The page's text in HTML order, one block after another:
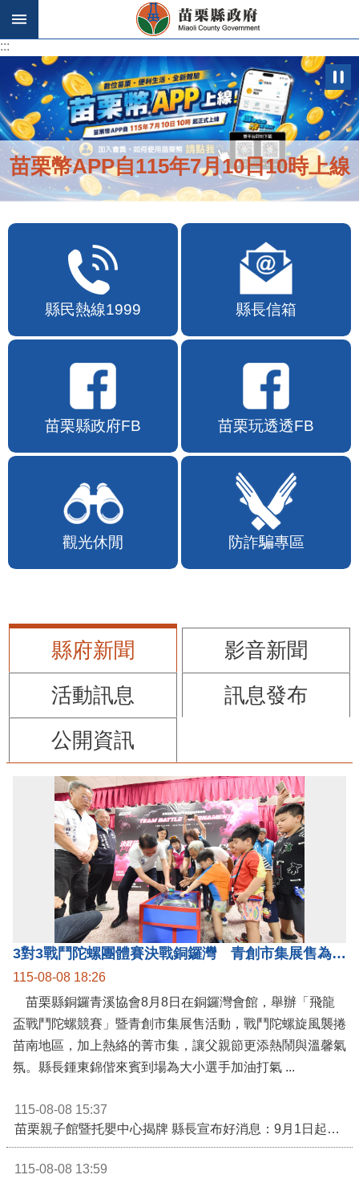
跳到主要內容區塊
:::
苗栗幣APP自115年7月10日10時上線
縣民熱線1999 縣長信箱
苗栗縣政府FB 苗栗玩透透FB
觀光休閒 防詐騙專區
縣府新聞
影音新聞
活動訊息
訊息發布
公開資訊
3對3戰鬥陀螺團體賽決戰銅鑼灣 青創市集展售為父親節增添繽紛
115-08-08 18:26
苗栗縣銅鑼青溪協會8月8日在銅鑼灣會館，舉辦「飛龍
盃戰鬥陀螺競賽」暨青創市集展售活動，戰鬥陀螺旋風襲捲
苗南地區，加上熱絡的菁市集，讓父親節更添熱鬧與溫馨氣
氛。縣長鍾東錦偕來賓到場為大小選手加油打氣 ...
115-08-08 15:37
苗栗親子館暨托嬰中心揭牌 縣長宣布好消息：9月1日起調降臨時托嬰費用
115-08-08 13:59